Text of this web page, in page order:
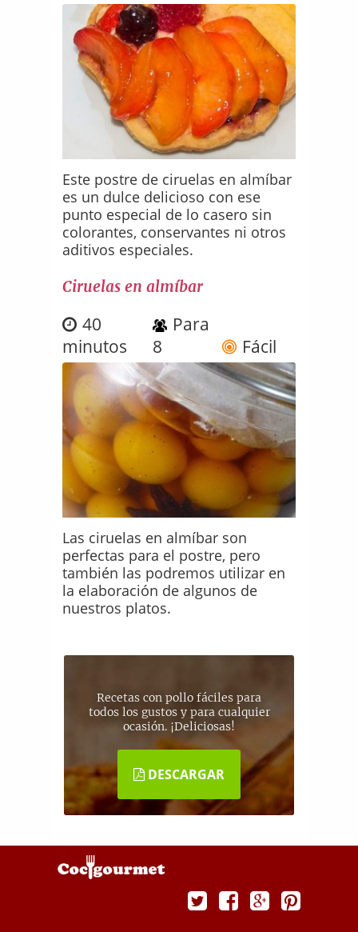
Este postre de ciruelas en almíbar
es un dulce delicioso con ese
punto especial de lo casero sin
colorantes, conservantes ni otros
aditivos especiales.
Ciruelas en almíbar
40
minutos
Para
8
Fácil
Las ciruelas en almíbar son
perfectas para el postre, pero
también las podremos utilizar en
la elaboración de algunos de
nuestros platos.
Recetas con pollo fáciles para
todos los gustos y para cualquier
ocasión. ¡Deliciosas!
DESCARGAR